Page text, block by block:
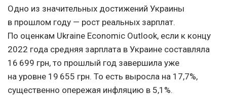
Одно из значительных достижений Украины
в прошлом году — рост реальных зарплат.
По оценкам Ukraine Economic Outlook, если к концу
2022 года средняя зарплата в Украине составляла
16 699 грн, то прошлый год завершила уже
на уровне 19 655 грн. То есть выросла на 17,7%,
существенно опережая инфляцию в 5,1%.